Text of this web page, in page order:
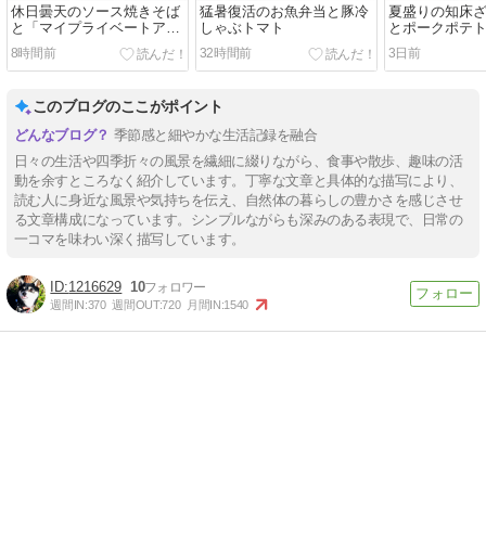
休日曇天のソース焼きそば
と「マイプライベートアイ
ダホ」とよくばりおひつご
はん
8時間前
猛暑復活のお魚弁当と豚冷
しゃぶトマト
32時間前
夏盛りの知床
とポークポテト
3日前
このブログのここがポイント
季節感と細やかな生活記録を融合
日々の生活や四季折々の風景を繊細に綴りながら、食事や散歩、趣味の活
動を余すところなく紹介しています。丁寧な文章と具体的な描写により、
読む人に身近な風景や気持ちを伝え、自然体の暮らしの豊かさを感じさせ
る文章構成になっています。シンプルながらも深みのある表現で、日常の
一コマを味わい深く描写しています。
1216629 10
週間IN:370 週間OUT:720 月間IN:1540